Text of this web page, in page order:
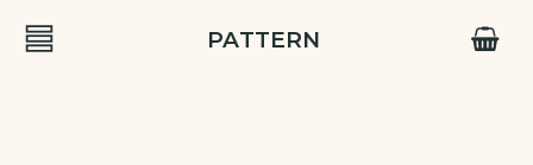
PATTERN